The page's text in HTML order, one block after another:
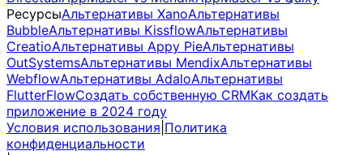
РесурсыАльтернативы XanoАльтернативы
BubbleАльтернативы KissflowАльтернативы
CreatioАльтернативы Appy PieАльтернативы
OutSystemsАльтернативы MendixАльтернативы
WebflowАльтернативы AdaloАльтернативы
FlutterFlowСоздать собственную CRMКак создать
приложение в 2024 году
Условия использования Политика
конфиденциальности